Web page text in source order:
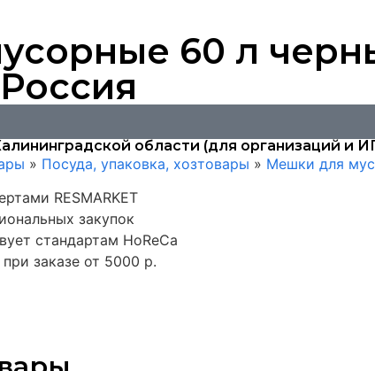
60 л
области (для организаций и
» Посуда, упаковка, хозтовары » Мешки для
RESMARKET
закупок
стандартам HoReCa
при заказе от 5000 р.